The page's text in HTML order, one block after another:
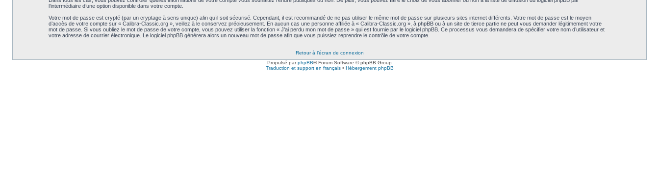
l’intermédiaire d’une option disponible dans votre compte.
Votre mot de passe est crypté (par un cryptage à sens unique) afin qu’il soit sécurisé. Cependant, il est recommandé de ne pas utiliser le même mot de passe sur plusieurs sites internet différents. Votre mot de passe est le moyen
d’accès de votre compte sur « Calibra-Classic.org », veillez à le conservez précieusement. En aucun cas une personne affiliée à « Calibra-Classic.org », à phpBB ou à un site de tierce partie ne peut vous demander légitimement votre
mot de passe. Si vous oubliez le mot de passe de votre compte, vous pouvez utiliser la fonction « J’ai perdu mon mot de passe » qui est fournie par le logiciel phpBB. Ce processus vous demandera de spécifier votre nom d’utilisateur et
votre adresse de courrier électronique. Le logiciel phpBB générera alors un nouveau mot de passe afin que vous puissiez reprendre le contrôle de votre compte.
Retour à l’écran de connexion
Propulsé parphpBB® Forum Software © phpBB Group
Traduction et support en français• Hébergement phpBB